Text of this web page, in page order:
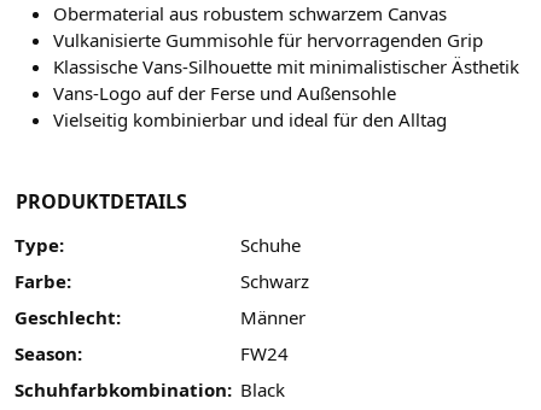
Obermaterial aus robustem schwarzem Canvas
Vulkanisierte Gummisohle für hervorragenden Grip
Klassische Vans-Silhouette mit minimalistischer Ästhetik
Vans-Logo auf der Ferse und Außensohle
Vielseitig kombinierbar und ideal für den Alltag
PRODUKTDETAILS
Type:
Schuhe
Farbe:
Schwarz
Geschlecht:
Männer
Season:
FW24
Schuhfarbkombination: Black